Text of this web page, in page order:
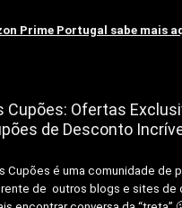
Prime Portugal sabe mais
Cupões: Ofertas
de Desconto
Cupões é uma comunidade de
de outros blogs e sites de